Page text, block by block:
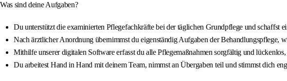
Was sind deine Aufgaben?
Du unterstützt die examinierten Pflegefachkräfte bei der täglichen Grundpflege und schaffst
Nach ärztlicher Anordnung übernimmst du eigenständig Aufgaben der Behandlungspflege,
Mithilfe unserer digitalen Software erfasst du alle Pflegemaßnahmen sorgfältig und
Du arbeitest Hand in Hand mit deinem Team, nimmst an Übergaben teil und stimmst dich